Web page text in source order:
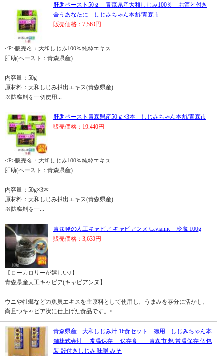
肝助ペースト50ｇ 青森県産大和しじみ100％ お酒と付き
合うあなたに しじみちゃん本舗/青森市
販売価格：7,560円
<P>販売名：大和しじみ100％純粋エキス
肝助(ペースト：青森県産)
内容量：50g
原材料：大和しじみ抽出エキス(青森県産)
※防腐剤を一切使用...
肝助ペースト青森県産50ｇ×3本 しじみちゃん本舗/青森市
販売価格：19,440円
<P>販売名：大和しじみ100％純粋エキス
肝助(ペースト：青森県産)
内容量：50g×3本
原材料：大和しじみ抽出エキス(青森県産)
※防腐剤を一...
青森発の人工キャビア キャビアンヌ Cavianne 冷蔵 100g
販売価格：3,630円
【ローカロリーが嬉しい♪】
青森県産人工キャビア(キャビアンヌ】
ウニや牡蠣などの魚貝エキスを主原料として使用し、うまみを存分に活かし、
尚且つキャビア状に仕上げた食品です。<...
青森県産 大和しじみ汁 16食セット 徳用 しじみちゃん本
舗株式会社 常温保存 保存食 青森市 蜆 常温保存 個包
装 殻付きしじみ 味噌 みそ